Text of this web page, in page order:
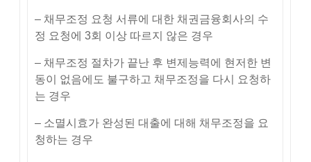
– 채무조정 요청 서류에 대한 채권금융회사의 수
정 요청에 3회 이상 따르지 않은 경우
– 채무조정 절차가 끝난 후 변제능력에 현저한 변
동이 없음에도 불구하고 채무조정을 다시 요청하
는 경우
– 소멸시효가 완성된 대출에 대해 채무조정을 요
청하는 경우